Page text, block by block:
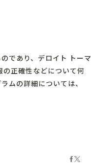
であり、デロイト トーマ
正確性などについて何
ムの詳細については、